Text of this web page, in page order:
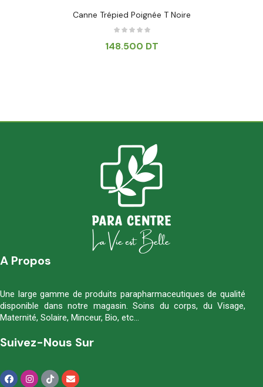
Canne Trépied Poignée T Noire
148.500 DT
A Propos
Une large gamme de produits parapharmaceutiques de qualité
disponible dans notre magasin. Soins du corps, du Visage,
Maternité, Solaire, Minceur, Bio, etc…
Suivez-Nous Sur